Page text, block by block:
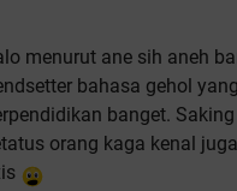
menurut ane sih aneh
bahasa gehol
banget.
orang kaga kenal